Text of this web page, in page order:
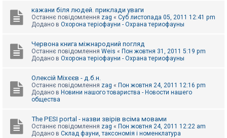
кажани біля людей. приклади уваги
Останнє повідомлення zag « Суб листопада 05, 2011 12:41 pm
Додано в Охорона теріофауни - Охрана териофауны
Червона книга міжнародний погляд
Останнє повідомлення Weis « Пон жовтня 31, 2011 5:19 pm
Додано в Охорона теріофауни - Охрана териофауны
Олексій Міхєєв - д.б.н.
Останнє повідомлення zag « Пон жовтня 24, 2011 12:16 pm
Додано в Новини нашого товариства - Новости нашего
общества
The PESI portal - назви звірів всіма мовами
Останнє повідомлення zag « Пон жовтня 24, 2011 12:22 am
Додано в Склад фауни, таксономія і номенклатура